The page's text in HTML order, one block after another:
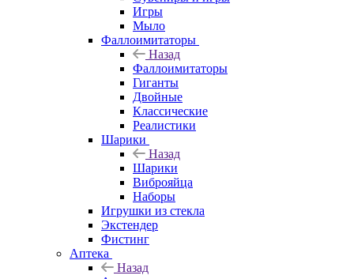
Игры
Мыло
Фаллоимитаторы
Назад
Фаллоимитаторы
Гиганты
Двойные
Классические
Реалистики
Шарики
Назад
Шарики
Виброяйца
Наборы
Игрушки из стекла
Экстендер
Фистинг
Аптека
Назад